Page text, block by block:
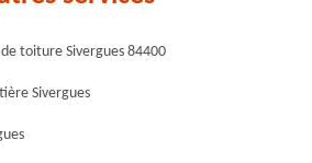
toiture Sivergues 84400
Sivergues